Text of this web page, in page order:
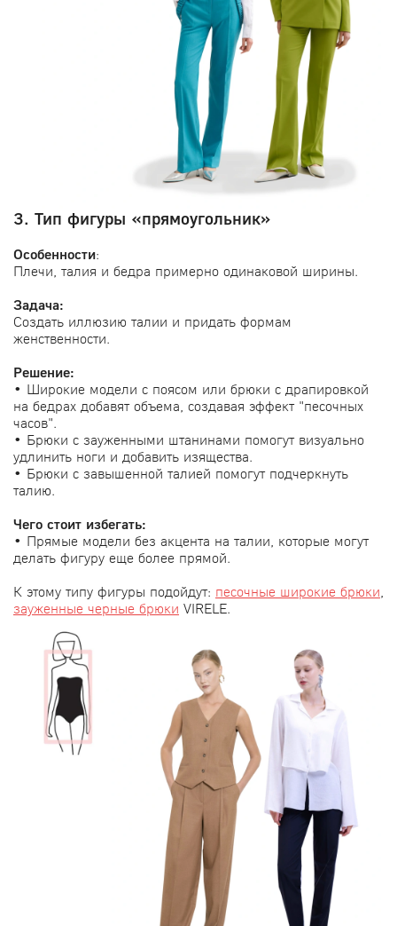
3. Тип фигуры «прямоугольник»
Особенности:
Плечи, талия и бедра примерно одинаковой ширины.
Задача:
Создать иллюзию талии и придать формам
женственности.
Решение:
• Широкие модели с поясом или брюки с драпировкой
на бедрах добавят объема, создавая эффект "песочных
часов".
• Брюки с зауженными штанинами помогут визуально
удлинить ноги и добавить изящества.
• Брюки с завышенной талией помогут подчеркнуть
талию.
Чего стоит избегать:
• Прямые модели без акцента на талии, которые могут
делать фигуру еще более прямой.
К этому типу фигуры подойдут: песочные широкие брюки
зауженные черные брюки VIRELE.